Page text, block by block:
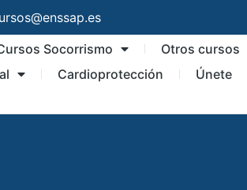
Socorrismo
Otros cursos
Cardioprotección
Únete